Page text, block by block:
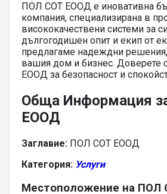
ПОЛ СОТ ЕООД е иновативна
компания, специализирана в
висококачествени системи за
дългогодишен опит и екип от
предлагаме надеждни
вашия дом и бизнес. Доверете
ЕООД за безопасност и
Обща Информация
ЕООД
Заглавие: ПОЛ СОТ ЕООД
Категория: Услуги
Местоположение на ПОЛ